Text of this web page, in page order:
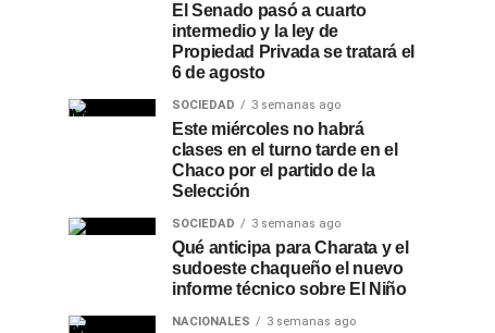
El Senado pasó a cuarto
intermedio y la ley de
Propiedad Privada se tratará el
6 de agosto
SOCIEDAD 3 semanas ago
Este miércoles no habrá
clases en el turno tarde en el
Chaco por el partido de la
Selección
SOCIEDAD 3 semanas ago
Qué anticipa para Charata y el
sudoeste chaqueño el nuevo
informe técnico sobre El Niño
NACIONALES 3 semanas ago